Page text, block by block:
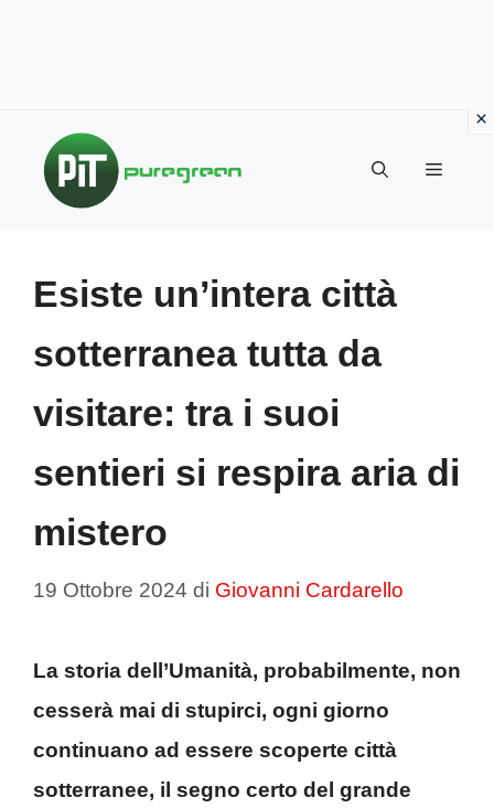
contenuto
MENU
Esiste un’intera città
sotterranea tutta da
visitare: tra i suoi
sentieri si respira aria di
mistero
19 Ottobre 2024 di Giovanni Cardarello
La storia dell’Umanità, probabilmente, non
cesserà mai di stupirci, ogni giorno
continuano ad essere scoperte città
sotterranee, il segno certo del grande